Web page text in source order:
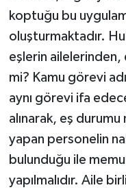
koptuğu bu
oluşturmaktadır.
eşlerin ailelerinden,
mi? Kamu görevi
aynı görevi ifa
alınarak, eş
yapan personelin
bulunduğu ile
yapılmalıdır. Aile